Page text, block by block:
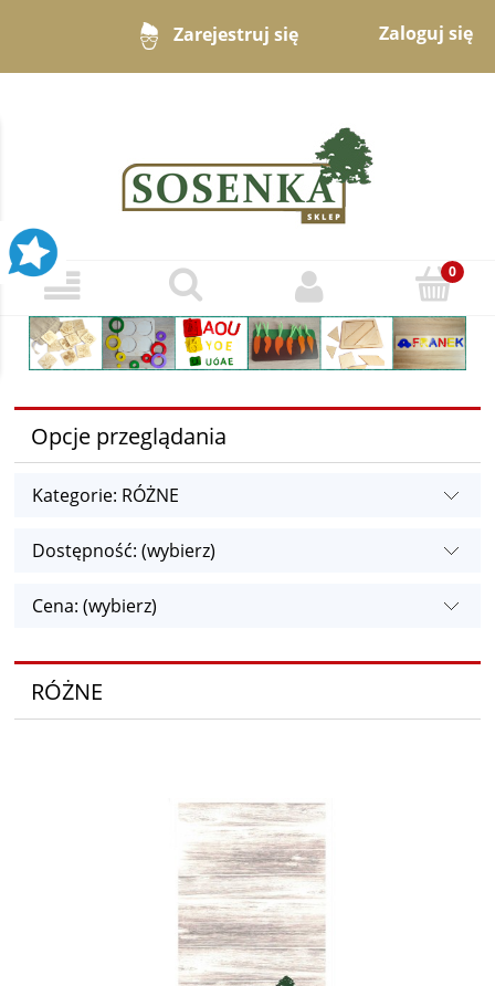
Zarejestruj się Zaloguj się
Opcje przeglądania
Kategorie: RÓŻNE
Dostępność: (wybierz)
Cena: (wybierz)
RÓŻNE